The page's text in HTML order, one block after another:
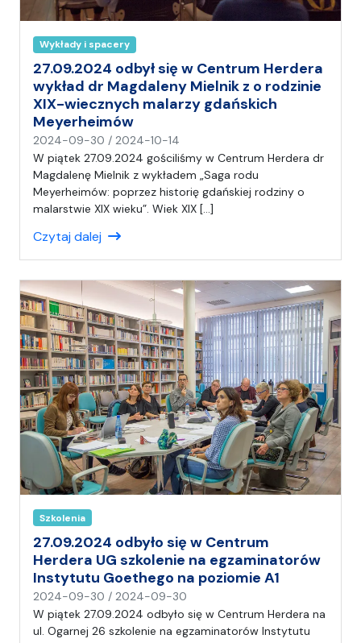
Wykłady i spacery
27.09.2024 odbył się w Centrum Herdera
wykład dr Magdaleny Mielnik z o rodzinie
XIX-wiecznych malarzy gdańskich
Meyerheimów
2024-09-30 / 2024-10-14
a
p
i
s
(
)
n
i
a
W piątek 27.09.2024 gościliśmy w Centrum Herdera dr
Magdalenę Mielnik z wykładem „Saga rodu
Meyerheimów: poprzez historię gdańskiej rodziny o
malarstwie XIX wieku”. Wiek XIX […]
Czytaj dalej
Szkolenia
27.09.2024 odbyło się w Centrum
Herdera UG szkolenie na egzaminatorów
Instytutu Goethego na poziomie A1
2024-09-30 / 2024-09-30
a
p
W piątek 27.09.2024 odbyło się w Centrum Herdera na
ul. Ogarnej 26 szkolenie na egzaminatorów Instytutu